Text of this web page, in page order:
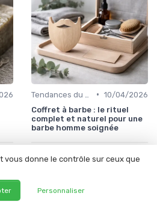
• 10/04/2026
Coffret à barbe : le rituel
complet et naturel pour une
barbe homme soignée
vous donne le contrôle sur ceux que
Personnaliser